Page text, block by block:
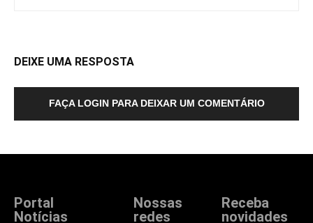
DEIXE UMA RESPOSTA
FAÇA LOGIN PARA DEIXAR UM COMENTÁRIO
Portal
Notícias
Nossas
redes
Receba
novidades